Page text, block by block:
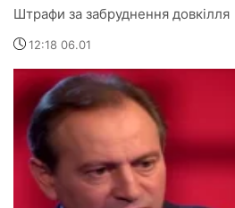
Штрафи за забруднення довкілля
12:18 06.01